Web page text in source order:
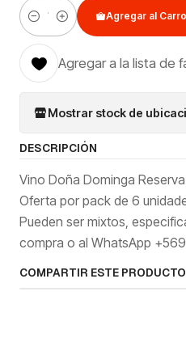
Cantidad
Agregar al Carro
Agregar a la lista de
Mostrar stock de
DESCRIPCIÓN
Vino Doña Dominga
Oferta por pack de 6
Pueden ser mixtos,
compra o al WhatsApp
COMPARTIR ESTE PRODUCTO